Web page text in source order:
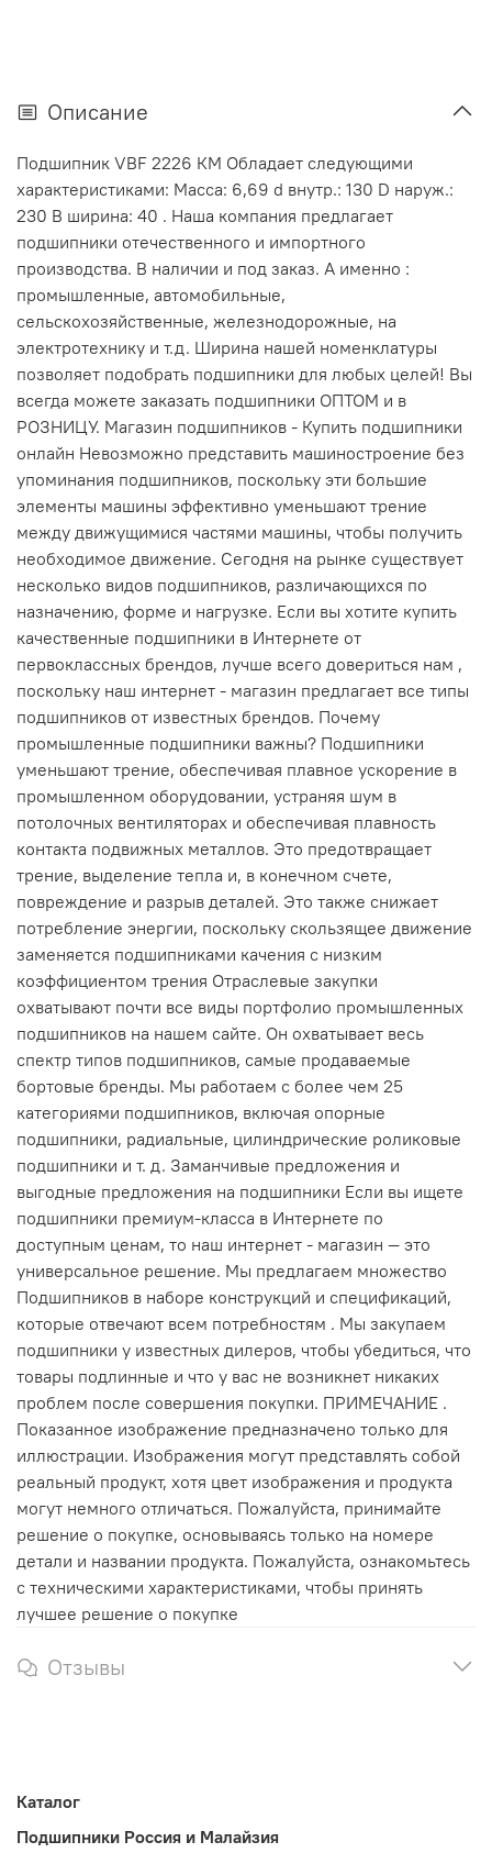
Описание
Подшипник VBF 2226 КМ Обладает следующими
характеристиками: Масса: 6,69 d внутр.: 130 D наруж.:
230 В ширина: 40 . Наша компания предлагает
подшипники отечественного и импортного
производства. В наличии и под заказ. А именно :
промышленные, автомобильные,
сельскохозяйственные, железнодорожные, на
электротехнику и т.д. Ширина нашей номенклатуры
позволяет подобрать подшипники для любых целей! Вы
всегда можете заказать подшипники ОПТОМ и в
РОЗНИЦУ. Магазин подшипников - Купить подшипники
онлайн Невозможно представить машиностроение без
упоминания подшипников, поскольку эти большие
элементы машины эффективно уменьшают трение
между движущимися частями машины, чтобы получить
необходимое движение. Сегодня на рынке существует
несколько видов подшипников, различающихся по
назначению, форме и нагрузке. Если вы хотите купить
качественные подшипники в Интернете от
первоклассных брендов, лучше всего довериться нам ,
поскольку наш интернет - магазин предлагает все типы
подшипников от известных брендов. Почему
промышленные подшипники важны? Подшипники
уменьшают трение, обеспечивая плавное ускорение в
промышленном оборудовании, устраняя шум в
потолочных вентиляторах и обеспечивая плавность
контакта подвижных металлов. Это предотвращает
трение, выделение тепла и, в конечном счете,
повреждение и разрыв деталей. Это также снижает
потребление энергии, поскольку скользящее движение
заменяется подшипниками качения с низким
коэффициентом трения Отраслевые закупки
охватывают почти все виды портфолио промышленных
подшипников на нашем сайте. Он охватывает весь
спектр типов подшипников, самые продаваемые
бортовые бренды. Мы работаем с более чем 25
категориями подшипников, включая опорные
подшипники, радиальные, цилиндрические роликовые
подшипники и т. д. Заманчивые предложения и
выгодные предложения на подшипники Если вы ищете
подшипники премиум-класса в Интернете по
доступным ценам, то наш интернет - магазин — это
универсальное решение. Мы предлагаем множество
Подшипников в наборе конструкций и спецификаций,
которые отвечают всем потребностям . Мы закупаем
подшипники у известных дилеров, чтобы убедиться, что
товары подлинные и что у вас не возникнет никаких
проблем после совершения покупки. ПРИМЕЧАНИЕ .
Показанное изображение предназначено только для
иллюстрации. Изображения могут представлять собой
реальный продукт, хотя цвет изображения и продукта
могут немного отличаться. Пожалуйста, принимайте
решение о покупке, основываясь только на номере
детали и названии продукта. Пожалуйста, ознакомьтесь
с техническими характеристиками, чтобы принять
лучшее решение о покупке
Отзывы
Каталог
Подшипники Россия и Малайзия